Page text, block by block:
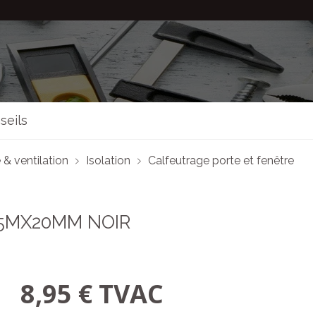
& ventilation Isolation Calfeutrage porte et fenêtre
NOIR
8,95 € TVAC